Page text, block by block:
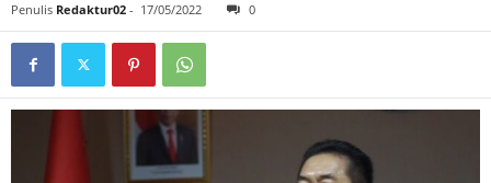
Penulis Redaktur02 - 17/05/2022 0